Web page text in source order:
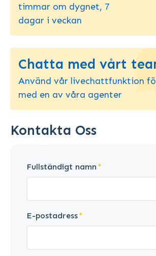
timmar om dygnet, 7
dagar i veckan
Chatta med vårt
Använd vår livechattfunktion
med en av våra agenter
Kontakta Oss
Fullständigt namn
E-postadress